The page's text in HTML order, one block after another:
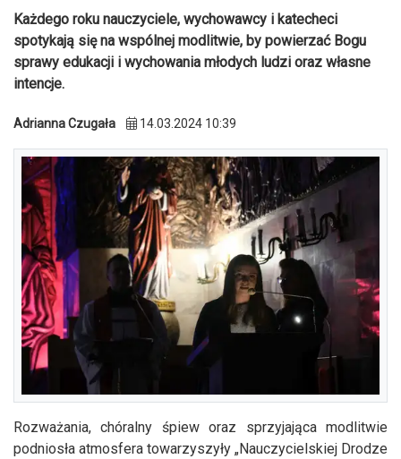
Każdego roku nauczyciele, wychowawcy i katecheci
spotykają się na wspólnej modlitwie, by powierzać Bogu
sprawy edukacji i wychowania młodych ludzi oraz własne
intencje.
Adrianna Czugała 14.03.2024 10:39
Rozważania, chóralny śpiew oraz sprzyjająca modlitwie
podniosła atmosfera towarzyszyły „Nauczycielskiej Drodze